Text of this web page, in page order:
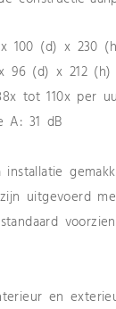
100 (d) x 230
96 (d) x 212 (h)
tot 110x per
A: 31 dB
uitgevoerd
en